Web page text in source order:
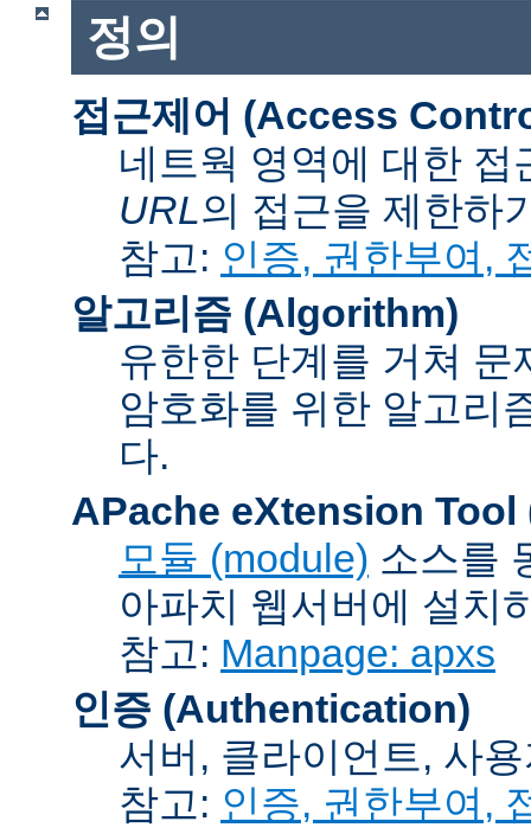
정의
접근제어 (Access
네트웍 영역에 대한
URL의 접근을 제한하
참고: 인증, 권한부여,
알고리즘 (Algorithm)
유한한 단계를 거쳐
암호화를 위한 알고리
다.
APache eXtension Tool
모듈 (module) 소스를
아파치 웹서버에 설치
참고: Manpage: apxs
인증 (Authentication)
서버, 클라이언트, 사
참고: 인증, 권한부여,